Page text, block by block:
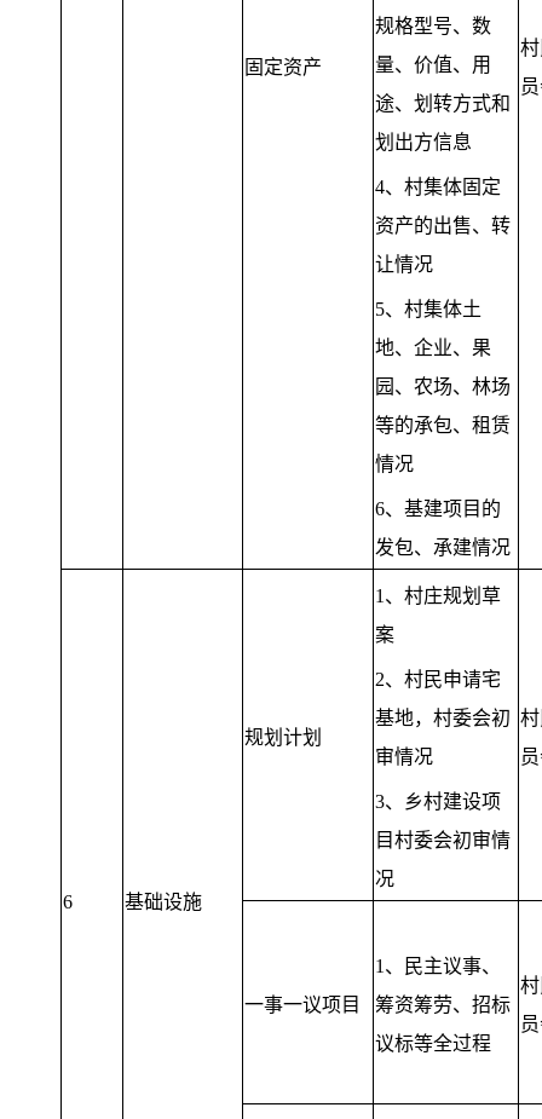
固定资产
规格型号、数
量、价值、用
途、划转方式和
划出方信息
4、村集体固定
资产的出售、转
让情况
5、村集体土
地、企业、果
园、农场、林场
等的承包、租赁
情况
6、基建项目的
发包、承建情况
6 基础设施
规划计划
1、村庄规划草
案
2、村民申请宅
基地，村委会初
审情况
3、乡村建设项
目村委会初审情
况
一事一议项目
1、民主议事、
筹资筹劳、招标
议标等全过程